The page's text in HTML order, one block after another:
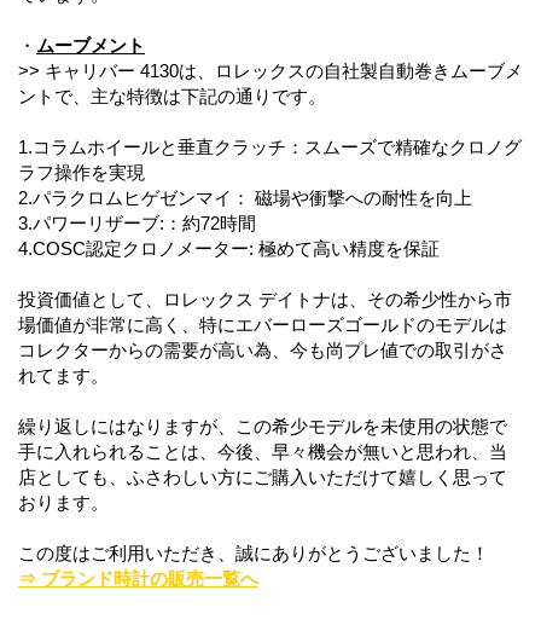
・ ムーブメント
>> キャリバー 4130は、ロレックスの自社製自動巻きムーブメ
ントで、主な特徴は下記の通りです。
1.コラムホイールと垂直クラッチ：スムーズで精確なクロノグ
ラフ操作を実現
2.パラクロムヒゲゼンマイ： 磁場や衝撃への耐性を向上
3.パワーリザーブ:：約72時間
4.COSC認定クロノメーター: 極めて高い精度を保証
投資価値として、ロレックス デイトナは、その希少性から市
場価値が非常に高く、特にエバーローズゴールドのモデルは
コレクターからの需要が高い為、今も尚プレ値での取引がさ
れてます。
繰り返しにはなりますが、この希少モデルを未使用の状態で
手に入れられることは、今後、早々機会が無いと思われ、当
店としても、ふさわしい方にご購入いただけて嬉しく思って
おります。
この度はご利用いただき、誠にありがとうございました！
⇒ ブランド時計の販売一覧へ